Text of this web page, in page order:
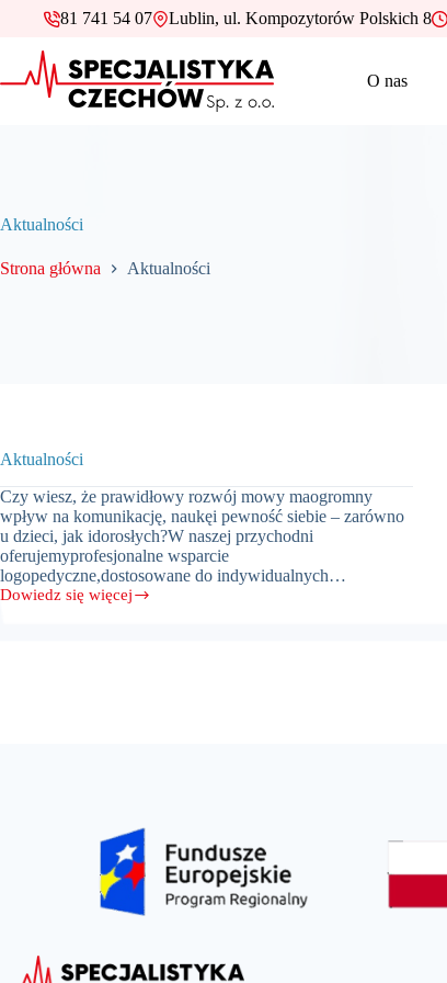
Przejdź
81 741 54 07 Lublin, ul. Kompozytorów Polskich 8
O nas
Aktualności
Strona główna Aktualności
Aktualności
Czy wiesz, że prawidłowy rozwój mowy maogromny
wpływ na komunikację, naukęi pewność siebie – zarówno
u dzieci, jak idorosłych?W naszej przychodni
oferujemyprofesjonalne wsparcie
logopedyczne,dostosowane do indywidualnych…
Dowiedz się więcej
Aktualności